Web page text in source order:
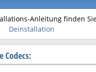
Anleitung finden
Deinstallation
Codecs: